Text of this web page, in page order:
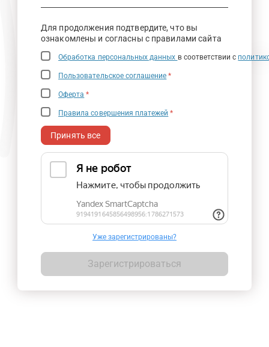
Для продолжения подтвердите, что вы
ознакомлены и согласны с правилами сайта
Обработка персональных данных в соответствии с
Пользовательское соглашение *
Оферта *
Правила совершения платежей *
Принять все
Уже зарегистрированы?
Зарегистрироваться